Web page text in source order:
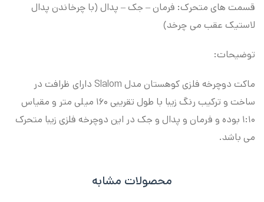
قسمت های متحرک: فرمان – جک – پدال (با چرخاندن پدال
لاستیک عقب می چرخد)
توضیحات:
ماکت دوچرخه فلزی کوهستان مدل Slalom دارای ظرافت در
ساخت و ترکیب رنگ زیبا با طول تقریبی ۱۶۰ میلی متر و مقیاس
۱:۱۰ بوده و فرمان و پدال و جک در این دوچرخه فلزی زیبا متحرک
می باشد.
محصولات مشابه